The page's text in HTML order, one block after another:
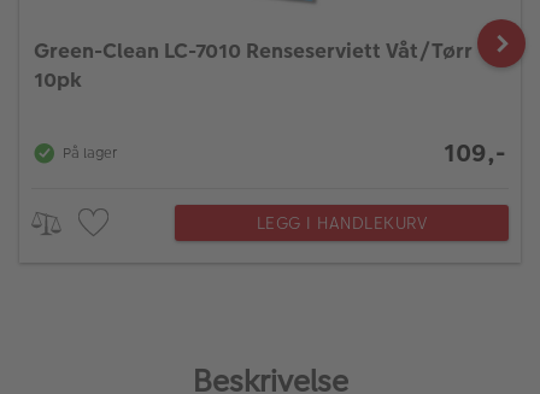
Green-Clean LC-7010 Renseserviett Våt/Tørr
10pk
På lager 109,-
LEGG I HANDLEKURV
Beskrivelse